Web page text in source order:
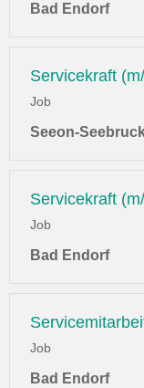
Bad Endorf
Servicekraft
Job
Seeon-
Servicekraft
Job
Bad Endorf
Job
Bad Endorf